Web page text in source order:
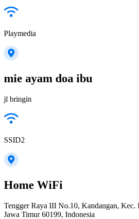
Playmedia
mie ayam doa ibu
jl bringin
SSID2
Home WiFi
Tengger Raya III No.10, Kandangan,
Jawa Timur 60199, Indonesia